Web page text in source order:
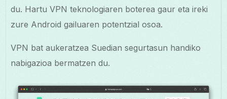
du. Hartu VPN teknologiaren boterea gaur eta ireki
zure Android gailuaren potentzial osoa.
VPN bat aukeratzea Suedian segurtasun handiko
nabigazioa bermatzen du.